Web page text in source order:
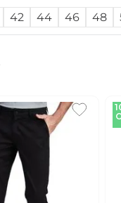
42 44 46 48